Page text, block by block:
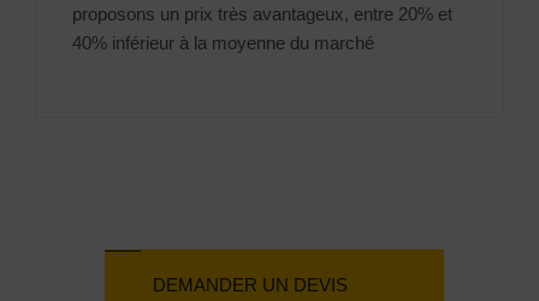
proposons un prix très avantageux, entre 20% et
40% inférieur à la moyenne du marché
DEMANDER UN DEVIS